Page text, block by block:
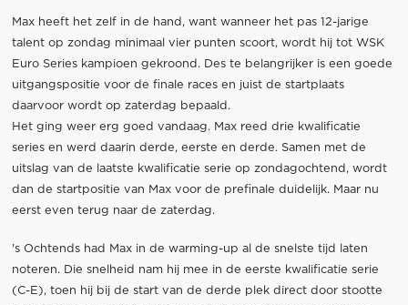
Max heeft het zelf in de hand, want wanneer het pas 12-jarige
talent op zondag minimaal vier punten scoort, wordt hij tot WSK
Euro Series kampioen gekroond. Des te belangrijker is een goede
uitgangspositie voor de finale races en juist de startplaats
daarvoor wordt op zaterdag bepaald.
Het ging weer erg goed vandaag. Max reed drie kwalificatie
series en werd daarin derde, eerste en derde. Samen met de
uitslag van de laatste kwalificatie serie op zondagochtend, wordt
dan de startpositie van Max voor de prefinale duidelijk. Maar nu
eerst even terug naar de zaterdag.
's Ochtends had Max in de warming-up al de snelste tijd laten
noteren. Die snelheid nam hij mee in de eerste kwalificatie serie
(C-E), toen hij bij de start van de derde plek direct door stootte